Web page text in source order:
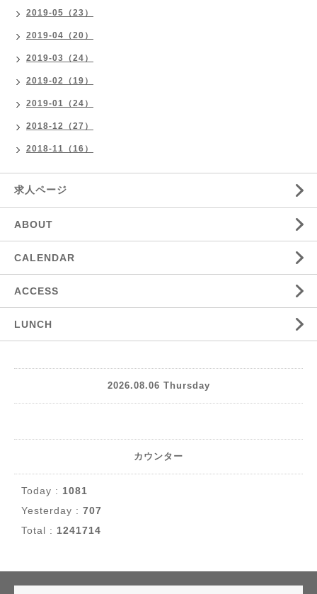
2019-05（23）
2019-04（20）
2019-03（24）
2019-02（19）
2019-01（24）
2018-12（27）
2018-11（16）
求人ページ
ABOUT
CALENDAR
ACCESS
LUNCH
2026.08.06 Thursday
カウンター
Today : 1081
Yesterday : 707
Total : 1241714